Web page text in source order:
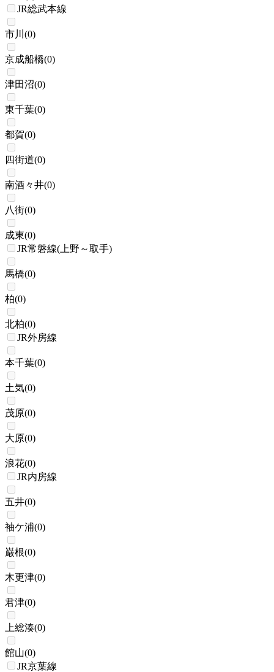
JR総武本線
市川 (0)
京成船橋(0)
津田沼(0)
東千葉(0)
都賀(0)
四街道(0)
南酒々井(0)
八街(0)
成東(0)
JR常磐線(上野～取手)
馬橋(0)
柏(0)
北柏(0)
JR外房線
本千葉(0)
土気(0)
茂原(0)
大原(0)
浪花(0)
JR内房線
五井(0)
袖ケ浦(0)
巌根(0)
木更津(0)
君津(0)
上総湊(0)
館山(0)
JR京葉線